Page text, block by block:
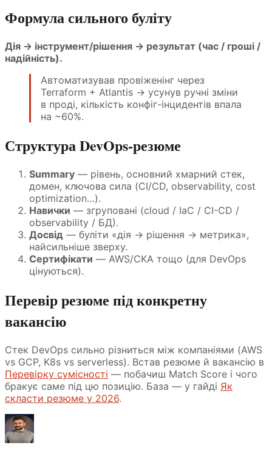
Формула сильного буліту
Дія → інструмент/рішення → результат (час / гроші /
надійність).
Автоматизував провіженінг через
Terraform + Atlantis → усунув ручні зміни
в проді, кількість конфіг-інцидентів впала
на ~60%.
Структура DevOps-резюме
Summary — рівень, основний хмарний стек,
домен, ключова сила (CI/CD, observability, cost
optimization…).
Навички — згруповані (cloud / IaC / CI-CD /
observability / БД).
Досвід — буліти «дія → рішення → метрика»,
найсильніше зверху.
Сертифікати — AWS/CKA тощо (для DevOps
цінуються).
Перевір резюме під конкретну
вакансію
Стек DevOps сильно різниться між компаніями (AWS
vs GCP, K8s vs serverless). Встав резюме й вакансію в
Перевірку сумісності — побачиш Match Score і чого
бракує саме під цю позицію. База — у гайді Як
скласти резюме у 2026.